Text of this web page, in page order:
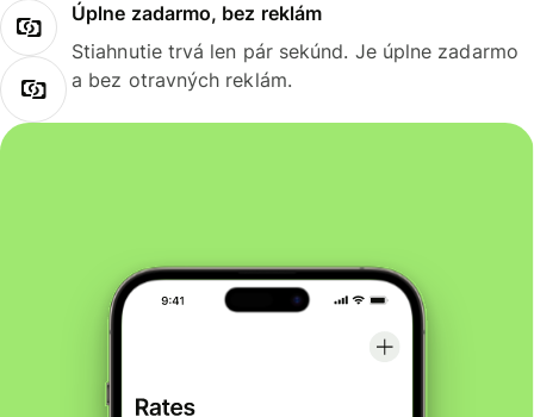
Úplne zadarmo, bez reklám
Stiahnutie trvá len pár sekúnd. Je úplne zadarmo
a bez otravných reklám.